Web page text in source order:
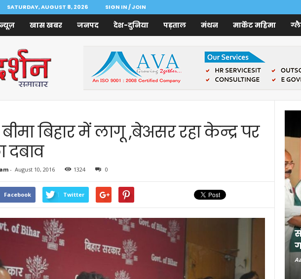
SATURDAY, AUGUST 8, 2026 SIGN IN / JOIN
खास खबर जनपद देश-दुनिया पड़ताल मंथन मार्केट महिमा
बिहार में लागू ,बेअसर रहा केन्द्र पर
दबाव
- August 10, 2016 1324 0
Facebook Twitter